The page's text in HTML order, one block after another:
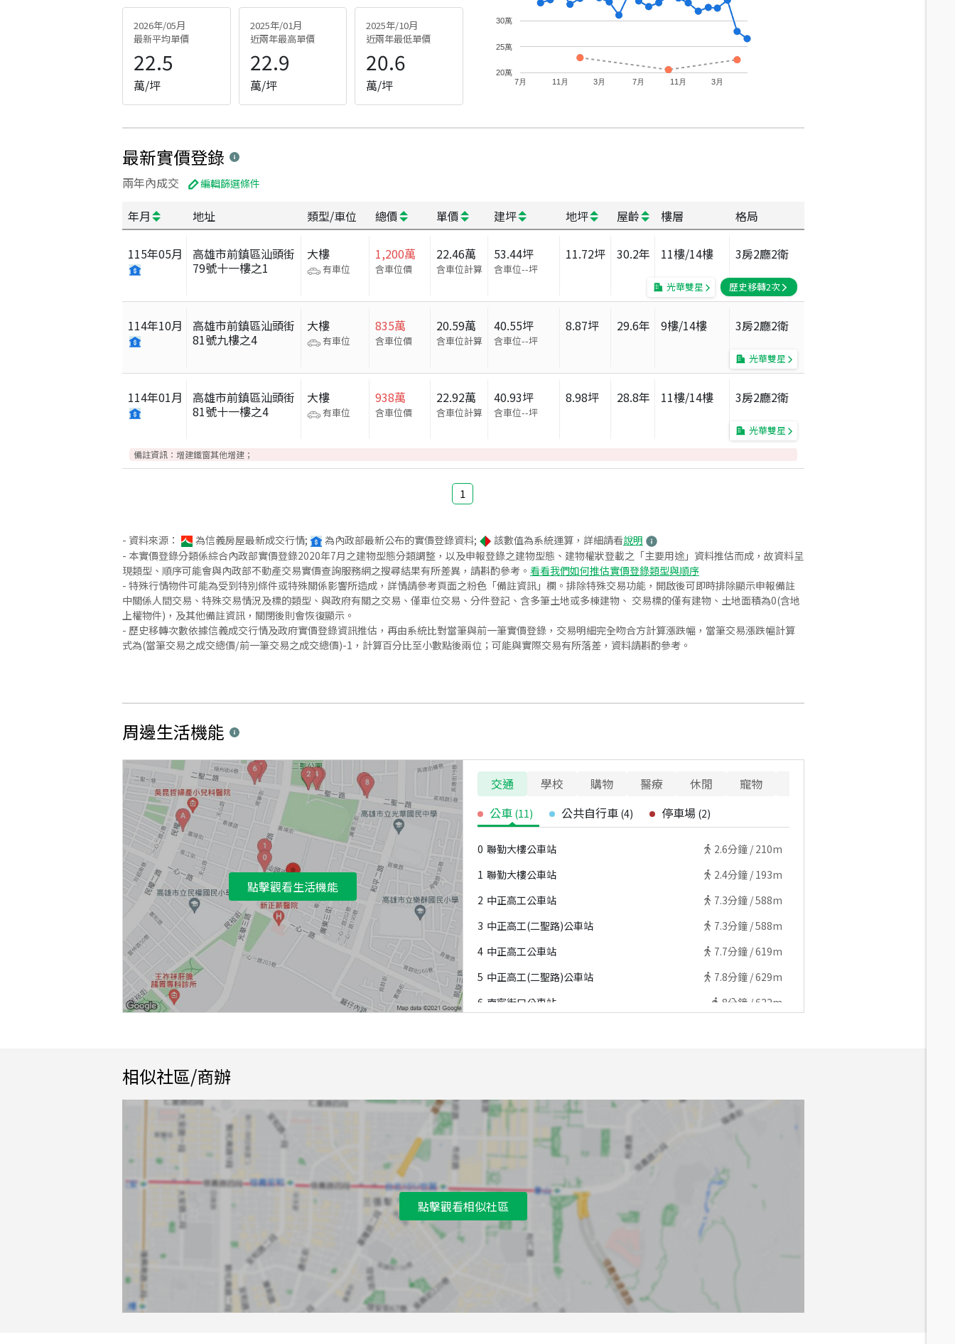
2026年/05月
最新平均單價
22.5
萬/坪
2025年/01月
近兩年最高單價
22.9
萬/坪
2025年/10月
近兩年最低單價
20.6
萬/坪 7月 11月 3月 7月 11月 3月
20萬
25萬
30萬
最新實價登錄
兩年內成交 編輯篩選條件
年月 地址 類型/車位 總價 單價 建坪 地坪 屋齡 樓層 格局
115年05月
高雄市前鎮區汕頭街
79號十一樓之1
大樓
有車位
1,200萬
含車位價
22.46萬
含車位計算
53.44坪
含車位--坪
11.72坪 30.2年 11樓/14樓 3房2廳2衛
光華雙星 歷史移轉2次
114年10月
高雄市前鎮區汕頭街
81號九樓之4
大樓
有車位
835萬
含車位價
20.59萬
含車位計算
40.55坪
含車位--坪
8.87坪 29.6年 9樓/14樓 3房2廳2衛
光華雙星
114年01月
高雄市前鎮區汕頭街
81號十一樓之4
大樓
有車位
938萬
含車位價
22.92萬
含車位計算
40.93坪
含車位--坪
8.98坪 28.8年 11樓/14樓 3房2廳2衛
光華雙星
備註資訊： 增建鐵窗其他增建；
1
- 資料來源： 為信義房屋最新成交行情; 為內政部最新公布的實價登錄資料; 該數值為系統運算，詳細請看說明
- 本實價登錄分類係綜合內政部實價登錄2020年7月之建物型態分類調整，以及申報登錄之建物型態、建物權狀登載之「主要用途」資料推估而成，故資料呈
現類型、順序可能會與內政部不動產交易實價查詢服務網之搜尋結果有所差異，請斟酌參考。 看看我們如何推估實價登錄類型與順序
- 特殊行情物件可能為受到特別條件或特殊關係影響所造成，詳情請參考頁面之粉色「備註資訊」欄。排除特殊交易功能，開啟後可即時排除顯示申報備註
中關係人間交易、特殊交易情況及標的類型、與政府有關之交易、僅車位交易、分件登記、含多筆土地或多棟建物、 交易標的僅有建物、土地面積為0(含地
上權物件)，及其他備註資訊，關閉後則會恢復顯示。
- 歷史移轉次數依據信義成交行情及政府實價登錄資訊推估，再由系統比對當筆與前一筆實價登錄，交易明細完全吻合方計算漲跌幅，當筆交易漲跌幅計算
式為(當筆交易之成交總價/前一筆交易之成交總價)-1，計算百分比至小數點後兩位；可能與實際交易有所落差，資料請斟酌參考。
周邊生活機能
點擊觀看生活機能
交通 學校 購物 醫療 休閒 寵物
公車 (11) 公共自行車 (4) 停車場 (2)
0 聯勤大樓公車站 2.6分鐘 / 210m
1 聯勤大樓公車站 2.4分鐘 / 193m
2 中正高工公車站 7.3分鐘 /588m
3 中正高工(二聖路)公車站 7.3分鐘 /588m
4 中正高工公車站 7.7分鐘 /619m
5 中正高工(二聖路)公車站 7.8分鐘 /629m
6 南寧街口公車站 8分鐘 /622m
文殊講堂公車站 分鐘 /
相似社區/商辦
點擊觀看相似社區